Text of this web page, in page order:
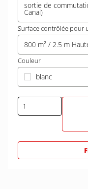
sortie de
Canal)
Surface contrôlée pour
800 m² / 2.5 m
Couleur
blanc